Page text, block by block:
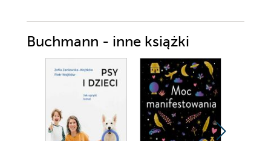
Buchmann - inne książki